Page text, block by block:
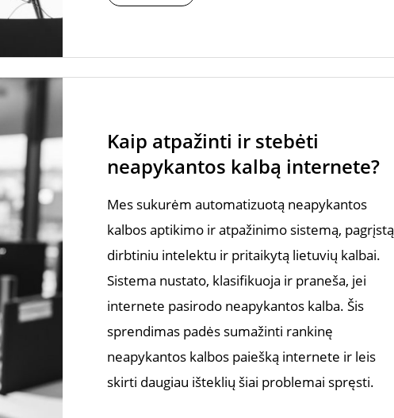
Kaip atpažinti ir stebėti
neapykantos kalbą internete?
Mes sukurėm automatizuotą neapykantos
kalbos aptikimo ir atpažinimo sistemą, pagrįstą
dirbtiniu intelektu ir pritaikytą lietuvių kalbai.
Sistema nustato, klasifikuoja ir praneša, jei
internete pasirodo neapykantos kalba. Šis
sprendimas padės sumažinti rankinę
neapykantos kalbos paiešką internete ir leis
skirti daugiau išteklių šiai problemai spręsti.